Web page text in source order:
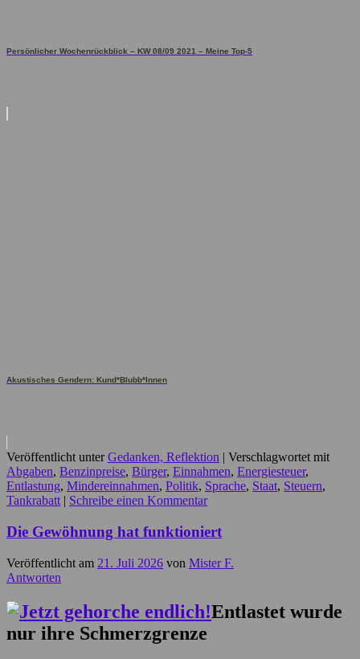
Persönlicher Wochenrückblick – KW 08/09 2021 – Meine Top-5
Akustisches Gendern: Kund*Blubb*Innen
Veröffentlicht unter Gedanken, Reflektion | Verschlagwortet mit
Abgaben, Benzinpreise, Bürger, Einnahmen, Energiesteuer,
Entlastung, Mindereinnahmen, Politik, Sprache, Staat, Steuern,
Tankrabatt | Schreibe einen Kommentar
Die Gewöhnung hat funktioniert
Veröffentlicht am 21. Juli 2026 von Mister F.
Antworten
Entlastet wurde
nur ihre Schmerzgrenze